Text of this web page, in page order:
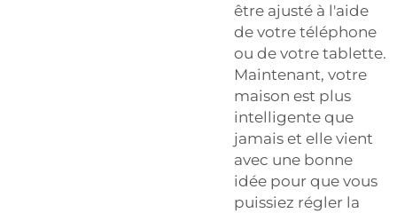
être ajusté à l'aide
de votre téléphone
ou de votre tablette.
Maintenant, votre
maison est plus
intelligente que
jamais et elle vient
avec une bonne
idée pour que vous
puissiez régler la